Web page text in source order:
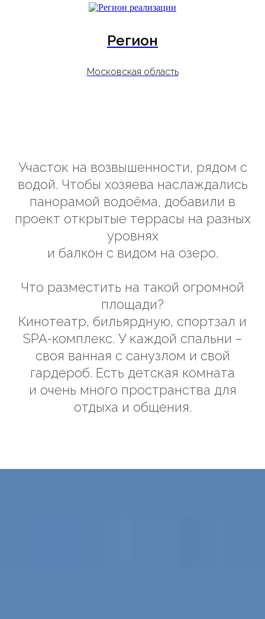
Регион
Московская область
Участок на возвышенности, рядом с
водой. Чтобы хозяева наслаждались
панорамой водоёма, добавили в
проект открытые террасы на разных
уровнях
и балкон с видом на озеро.
Что разместить на такой огромной
площади?
Кинотеатр, бильярдную, спортзал и
SPA-комплекс. У каждой спальни –
своя ванная с санузлом и свой
гардероб. Есть детская комната
и очень много пространства для
отдыха и общения.